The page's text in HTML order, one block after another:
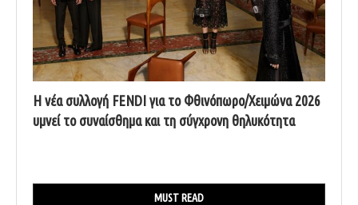
Η νέα συλλογή FENDI για το Φθινόπωρο/Χειμώνα 2026
υμνεί το συναίσθημα και τη σύγχρονη θηλυκότητα
MUST READ